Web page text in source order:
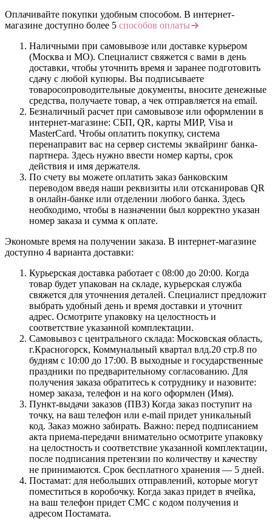
Оплачивайте покупки удобным способом. В интернет-
магазине доступно более 5 способов оплаты
Наличными при самовывозе или доставке курьером
(Москва и МО). Специалист свяжется с вами в день
доставки, чтобы уточнить время и заранее подготовить
сдачу с любой купюры. Вы подписываете
товаросопроводительные документы, вносите денежные
средства, получаете товар, а чек отправляется на email.
Безналичный расчет при самовывозе или оформлении в
интернет-магазине: СБП, QR, карты МИР, Visa и
MasterCard. Чтобы оплатить покупку, система
перенаправит вас на сервер системы эквайринг банка-
партнера. Здесь нужно ввести номер карты, срок
действия и имя держателя.
По счету вы можете оплатить заказ банковским
переводом введя наши реквизиты или отсканировав QR
в онлайн-банке или отделении любого банка. Здесь
необходимо, чтобы в назначении был корректно указан
номер заказа и сумма к оплате.
Экономьте время на получении заказа. В интернет-магазине
доступно 4 варианта доставки:
Курьерская доставка работает с 08:00 до 20:00. Когда
товар будет упакован на складе, курьерская служба
свяжется для уточнения деталей. Специалист предложит
выбрать удобный день и время доставки и уточнит
адрес. Осмотрите упаковку на целостность и
соответствие указанной комплектации.
Самовывоз с центрального склада: Московская область,
г.Красногорск, Коммунальный квартал влд.20 стр.8 по
будням с 10:00 до 17:00. В выходные и государственные
праздники по предварительному согласованию. Для
получения заказа обратитесь к сотруднику и назовите:
номер заказа, телефон и на кого оформлен (Имя).
Пункт-выдачи заказов (ПВЗ) Когда заказ поступит на
точку, на ваш телефон или e-mail придет уникальный
код. Заказ можно забирать. Важно: перед подписанием
акта приема-передачи внимательно осмотрите упаковку
на целостность и соответствие указанной комплектации,
после подписания претензии по количеству и качеству
не принимаются. Срок бесплатного хранения — 5 дней.
Постамат: для небольших отправлений, которые могут
поместиться в коробочку. Когда заказ придет в ячейка,
на ваш телефон придет СМС с кодом получения и
адресом Постамата.